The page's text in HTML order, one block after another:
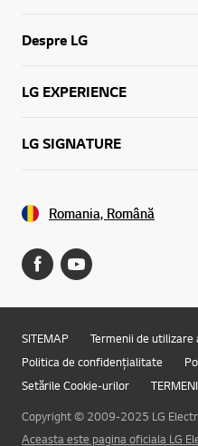
Online Chat
Despre LG
LG EXPERIENCE
LG SIGNATURE
Romania, Română
SITEMAP
Termenii de utilizare
Politica de confidențialitate
Setările Cookie-urilor
TERMENI
Copyright © 2009-2025 LG
Aceasta este pagina oficiala LG